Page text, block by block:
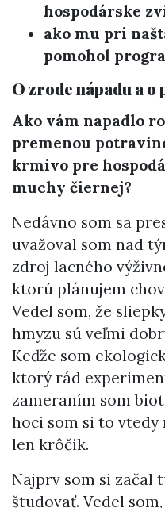
hospodárske
ako mu pri
pomohol
O zrode nápadu a
Ako vám napadlo
premenou
krmivo pre
muchy čiernej?
Nedávno som sa
uvažoval som nad
zdroj lacného
ktorú plánujem
Vedel som, že
hmyzu sú veľmi
Keďže som
ktorý rád
zameraním som
hoci som si to vtedy
len krôčik.
Najprv som si začal
študovať. Vedel